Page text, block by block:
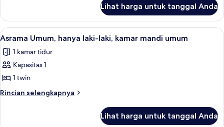
umum
Kamar
Keluarga,
kamar
umum
Lihat harga untuk tanggal Anda
Lihat
semua
foto
untuk
Asrama
Umum,
laki,
Asrama Umum, hanya laki-laki,
3
Asrama Umum, hanya laki-laki, kamar mandi umum
1 kamar tidur
Kapasitas 1
1 twin
Rincian selengkapnya
Rincian
Lihat harga untuk tanggal Anda